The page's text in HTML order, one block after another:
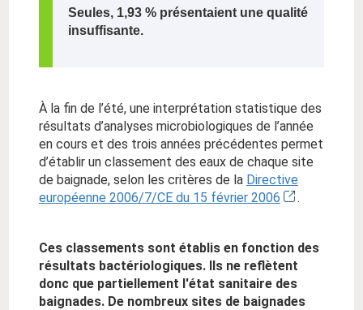
Seules, 1,93 % présentaient une qualité
insuffisante.
À la fin de l’été, une interprétation statistique des
résultats d’analyses microbiologiques de l’année
en cours et des trois années précédentes permet
d’établir un classement des eaux de chaque site
de baignade, selon les critères de la Directive
européenne 2006/7/CE du 15 février 2006
.
Ces classements sont établis en fonction des
résultats bactériologiques. Ils ne reflètent
donc que partiellement l'état sanitaire des
baignades. De nombreux sites de baignades